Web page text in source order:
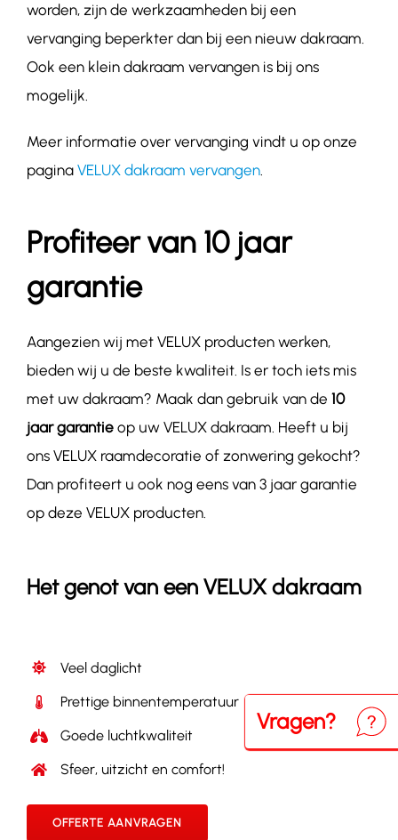
worden, zijn de werkzaamheden bij een
vervanging beperkter dan bij een nieuw dakraam.
Ook een klein dakraam vervangen is bij ons
mogelijk.
Meer informatie over vervanging vindt u op onze
pagina VELUX dakraam vervangen.
Profiteer van 10 jaar
garantie
Aangezien wij met VELUX producten werken,
bieden wij u de beste kwaliteit. Is er toch iets mis
met uw dakraam? Maak dan gebruik van de 10
jaar garantieop uw VELUX dakraam. Heeft u bij
ons VELUX raamdecoratie of zonwering gekocht?
Dan profiteert u ook nog eens van 3 jaar garantie
op deze VELUX producten.
Het genot van een VELUX dakraam
Veel daglicht
Prettige binnentemperatuur
Goede luchtkwaliteit
Sfeer, uitzicht en comfort!
OFFERTE AANVRAGEN
Vragen?